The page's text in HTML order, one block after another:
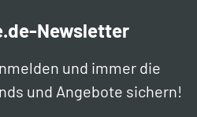
Newsletter
und immer die
und Angebote sichern!